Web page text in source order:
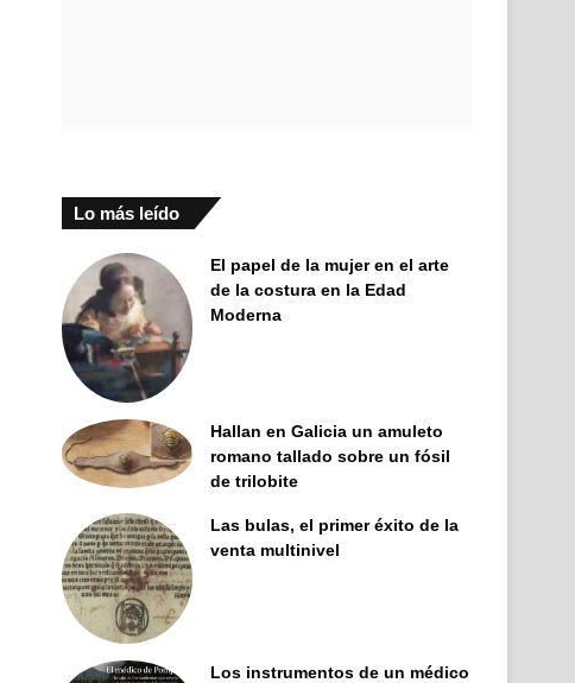
Lo más leído
El papel de la mujer en el arte
de la costura en la Edad
Moderna
Hallan en Galicia un amuleto
romano tallado sobre un fósil
de trilobite
Las bulas, el primer éxito de la
venta multinivel
Los instrumentos de un médico